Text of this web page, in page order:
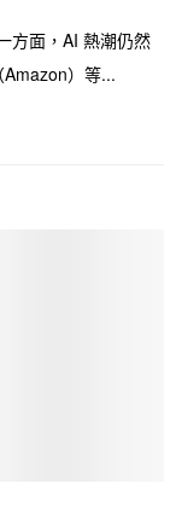
方面，AI 熱潮仍然
）等...